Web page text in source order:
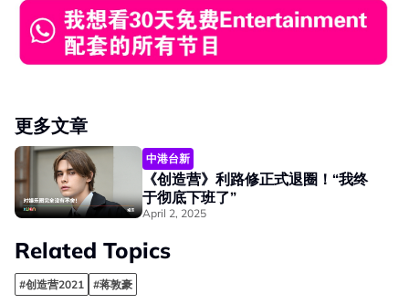
更多文章
中港台新
《创造营》利路修正式退圈！“我终
于彻底下班了”
April 2, 2025
Related Topics
#创造营2021 #蒋敦豪